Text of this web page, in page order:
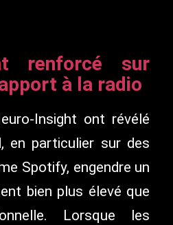
renforcé sur
à la radio
Insight ont révélé
en particulier sur des
Spotify, engendre un
bien plus élevé que
Lorsque les